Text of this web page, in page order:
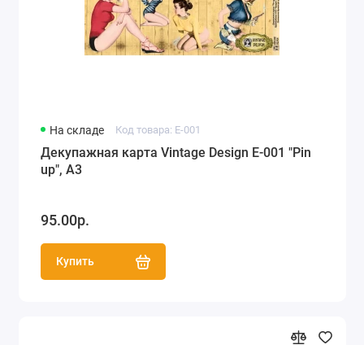
На складе Код товара: E-001
Декупажная карта Vintage Design E-001 "Pin
up", А3
95.00р.
Купить